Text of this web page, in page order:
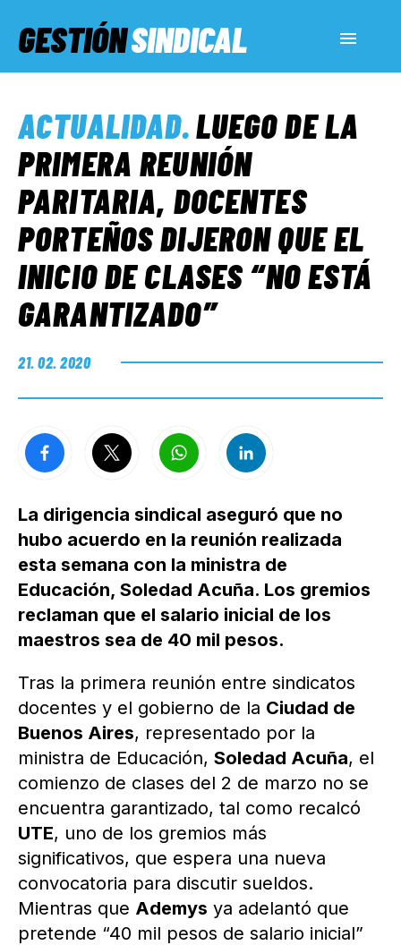
GESTIÓNSINDICAL
SERVICIOS SOCIALES
INFORMES ESPECIALES
FUERA DE MEGÁFONO
ACTUALIDAD.LUEGO DE LA
PRIMERA REUNIÓN
PARITARIA, DOCENTES
PORTEÑOS DIJERON QUE EL
INICIO DE CLASES “NO ESTÁ
GARANTIZADO”
21. 02. 2020
La dirigencia sindical aseguró que no
hubo acuerdo en la reunión realizada
esta semana con la ministra de
Educación, Soledad Acuña. Los gremios
reclaman que el salario inicial de los
maestros sea de 40 mil pesos.
Tras la primera reunión entre sindicatos
docentes y el gobierno de la Ciudad de
Buenos Aires, representado por la
ministra de Educación, Soledad Acuña, el
comienzo de clases del 2 de marzo no se
encuentra garantizado, tal como recalcó
UTE, uno de los gremios más
significativos, que espera una nueva
convocatoria para discutir sueldos.
Mientras que Ademys ya adelantó que
pretende “40 mil pesos de salario inicial”